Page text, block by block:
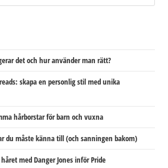
det och hur använder man rätt?
skapa en personlig stil med unika
hårborstar för barn och vuxna
du måste känna till (och sanningen bakom)
med Danger Jones inför Pride